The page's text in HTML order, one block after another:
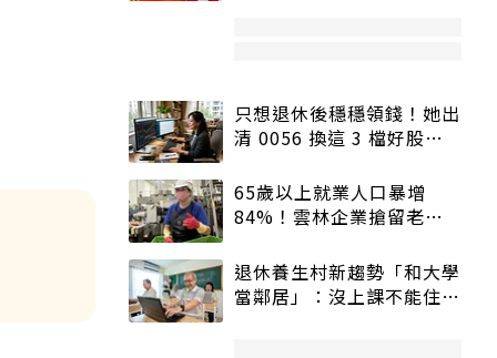
只想退休後穩穩領錢！她出
清 0056 換這 3 檔好股：
65歲以上就業人口暴增
84%！雲林企業搶留老員
退休養生村新趨勢「和大學
當鄰居」：沒上課不能住、